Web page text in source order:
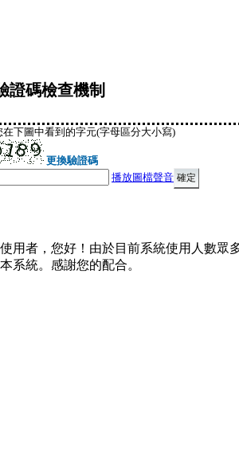
證碼檢查機制
在下圖中看到的字元(字母區分大小寫)
更換驗證碼
播放圖檔聲音
用者，您好！由於目前系統使用人數眾
系統。感謝您的配合。